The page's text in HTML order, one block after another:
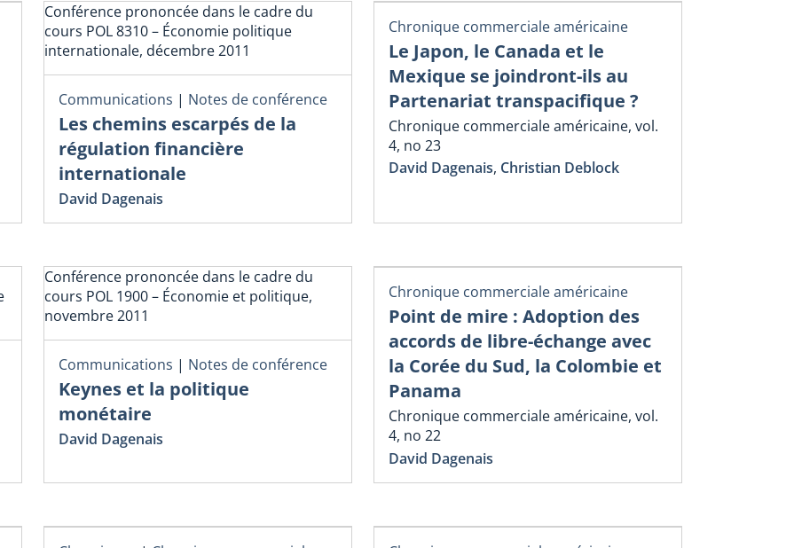
Conférence prononcée dans le cadre du
cours POL 8310 – Économie politique
internationale, décembre 2011
Communications | Notes de conférence
Les chemins escarpés de la
régulation financière
internationale
David Dagenais
Chronique commerciale américaine
Le Japon, le Canada et le
Mexique se joindront-ils au
Partenariat transpacifique ?
Chronique commerciale américaine, vol.
4, no 23
David Dagenais, Christian Deblock
Conférence prononcée dans le cadre du
cours POL 1900 – Économie et politique,
novembre 2011
Communications | Notes de conférence
Keynes et la politique
monétaire
David Dagenais
Chronique commerciale américaine
Point de mire : Adoption des
accords de libre-échange avec
la Corée du Sud, la Colombie et
Panama
Chronique commerciale américaine, vol.
4, no 22
David Dagenais